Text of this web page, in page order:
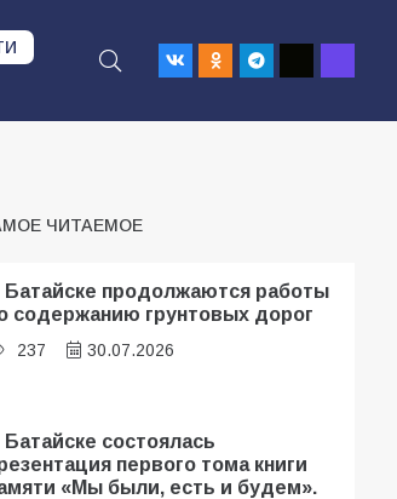
ЧИТАЕМОЕ
Батайске продолжаются работы
содержанию грунтовых дорог
237 30.07.2026
Батайске состоялась
первого тома книги
«Мы были, есть и будем».